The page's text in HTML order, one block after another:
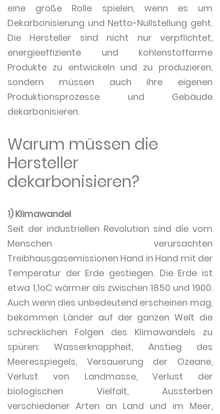
eine große Rolle spielen, wenn es um
Dekarbonisierung und Netto-Nullstellung geht.
Die Hersteller sind nicht nur verpflichtet,
energieeffiziente und kohlenstoffarme
Produkte zu entwickeln und zu produzieren,
sondern müssen auch ihre eigenen
Produktionsprozesse und Gebäude
dekarbonisieren.
Warum müssen die
Hersteller
dekarbonisieren?
1) Klimawandel
Seit der industriellen Revolution sind die vom
Menschen verursachten
Treibhausgasemissionen Hand in Hand mit der
Temperatur der Erde gestiegen. Die Erde ist
etwa 1,1oC wärmer als zwischen 1850 und 1900.
Auch wenn dies unbedeutend erscheinen mag,
bekommen Länder auf der ganzen Welt die
schrecklichen Folgen des Klimawandels zu
spüren: Wasserknappheit, Anstieg des
Meeresspiegels, Versauerung der Ozeane,
Verlust von Landmasse, Verlust der
biologischen Vielfalt, Aussterben
verschiedener Arten an Land und im Meer,